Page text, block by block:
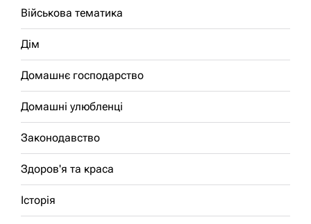
Військова тематика
Дім
Домашнє господарство
Домашні улюбленці
Законодавство
Здоров'я та краса
Історія